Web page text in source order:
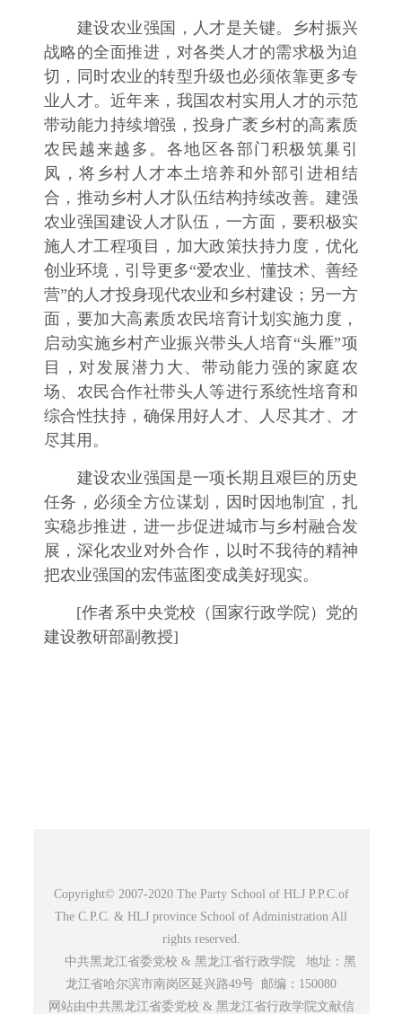
建设农业强国，人才是关键。乡村振兴
战略的全面推进，对各类人才的需求极为迫
切，同时农业的转型升级也必须依靠更多专
业人才。近年来，我国农村实用人才的示范
带动能力持续增强，投身广袤乡村的高素质
农民越来越多。各地区各部门积极筑巢引
凤，将乡村人才本土培养和外部引进相结
合，推动乡村人才队伍结构持续改善。建强
农业强国建设人才队伍，一方面，要积极实
施人才工程项目，加大政策扶持力度，优化
创业环境，引导更多“爱农业、懂技术、善经
营”的人才投身现代农业和乡村建设；另一方
面，要加大高素质农民培育计划实施力度，
启动实施乡村产业振兴带头人培育“头雁”项
目，对发展潜力大、带动能力强的家庭农
场、农民合作社带头人等进行系统性培育和
综合性扶持，确保用好人才、人尽其才、才
尽其用。
建设农业强国是一项长期且艰巨的历史
任务，必须全方位谋划，因时因地制宜，扎
实稳步推进，进一步促进城市与乡村融合发
展，深化农业对外合作，以时不我待的精神
把农业强国的宏伟蓝图变成美好现实。
[作者系中央党校（国家行政学院）党的
建设教研部副教授]
Copyright© 2007-2020 The Party School of HLJ P.P.C.of
The C.P.C. & HLJ province School of Administration All
rights reserved.
中共黑龙江省委党校 & 黑龙江省行政学院 地址：黑
龙江省哈尔滨市南岗区延兴路49号 邮编：150080
网站由中共黑龙江省委党校 & 黑龙江省行政学院文献信